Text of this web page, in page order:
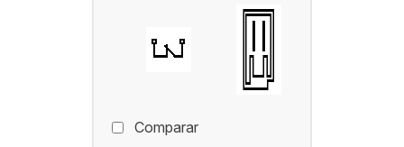
Comparar